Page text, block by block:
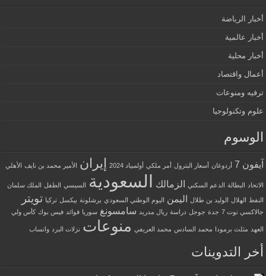
أخبار الرياضة
أخبار عالمية
أخبار محلية
أعمال واقتصاد
ترفيه ومنوعات
علوم وتكنولوجيا
الوسوم
آيفون 7 أردوغان أسعار البترول أمر ملكي أولمبياد 2024 إيران الأمير محمد بن نايف الأهلي
الاتحاد البطالة الدعم السكني الزمالك السعودية السيسي الطفل الملك سلمان
النفط الهلال الوليد بن طلال اليمن اليوم الوطني السعودي برشلونة بيكسل تركيا تويتر
جالاكسي نوت 7 جدة جوجل دراسة ريال مدريد سامسونغ سوريا فوائد فيس بوك كأس ولي
العهد مثلث برمودا محمد السادس محمد العريفي منوعات نزلات البرد واتساب
أخر التدوينات